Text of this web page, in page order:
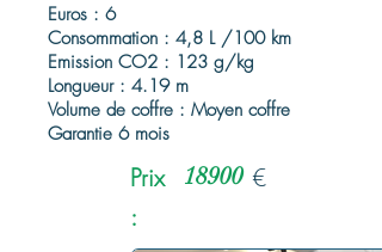
Euros : 6
Consommation : 4,8 L /100 km
Emission CO2 : 123 g/kg
Longueur : 4.19 m
Volume de coffre : Moyen coffre
Garantie 6 mois
Prix
:
18900 €